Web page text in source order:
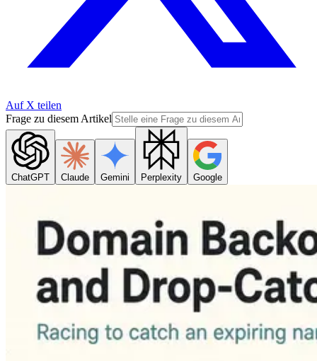
Auf X teilen
Frage zu diesem Artikel
ChatGPT Claude Gemini Perplexity Google